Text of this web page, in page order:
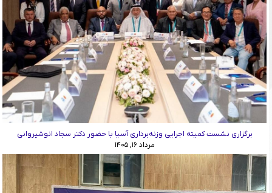
برگزاری نشست کمیته اجرایی وزنه‌برداری آسیا با حضور دکتر سجاد انوشیروانی
مرداد ۱۶, ۱۴۰۵